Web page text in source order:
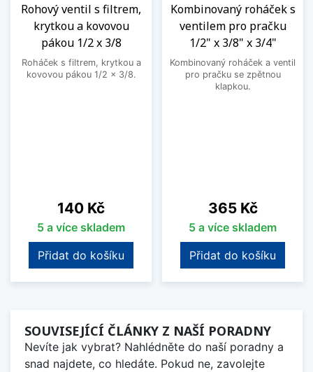
Rohový ventil s filtrem,
krytkou a kovovou
pákou 1/2 x 3/8
Roháček s filtrem, krytkou a
kovovou pákou 1/2 x 3/8.
Cena
140 Kč
5 a více skladem
Přidat do košíku
Kombinovaný roháček s
ventilem pro pračku
1/2" x 3/8" x 3/4"
Kombinovaný roháček a ventil
pro pračku se zpětnou
klapkou.
Cena
365 Kč
5 a více skladem
Přidat do košíku
SOUVISEJÍCÍ ČLÁNKY Z NAŠÍ PORADNY
Nevíte jak vybrat? Nahlédněte do naší poradny a
snad najdete, co hledáte. Pokud ne, zavolejte